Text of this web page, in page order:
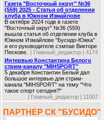
Газета "Восточный округ" №36
(559) 2025 - Статья об отделении
клуба в Южном Измайлове
В октябре 2024 годв в газете
"Восточный округ" №36 (559)
вышла статья об отделении клуба в
Южном Измайлове "Бусидо-Южка"
и его руководителе сэмпае Викторе
Пескове.
| Главный_редактор | 4174
Интервью Константина Белого
стрим-каналу "MIHSPORT"
5 декабря Константин Белый дал
большое интервью для стрим-
канала "MIHSPORT" на тему "Что
такое спорт сегодня?"
| Главный_редактор | 11007
ПАРТНЕР СК "БУСИДО"